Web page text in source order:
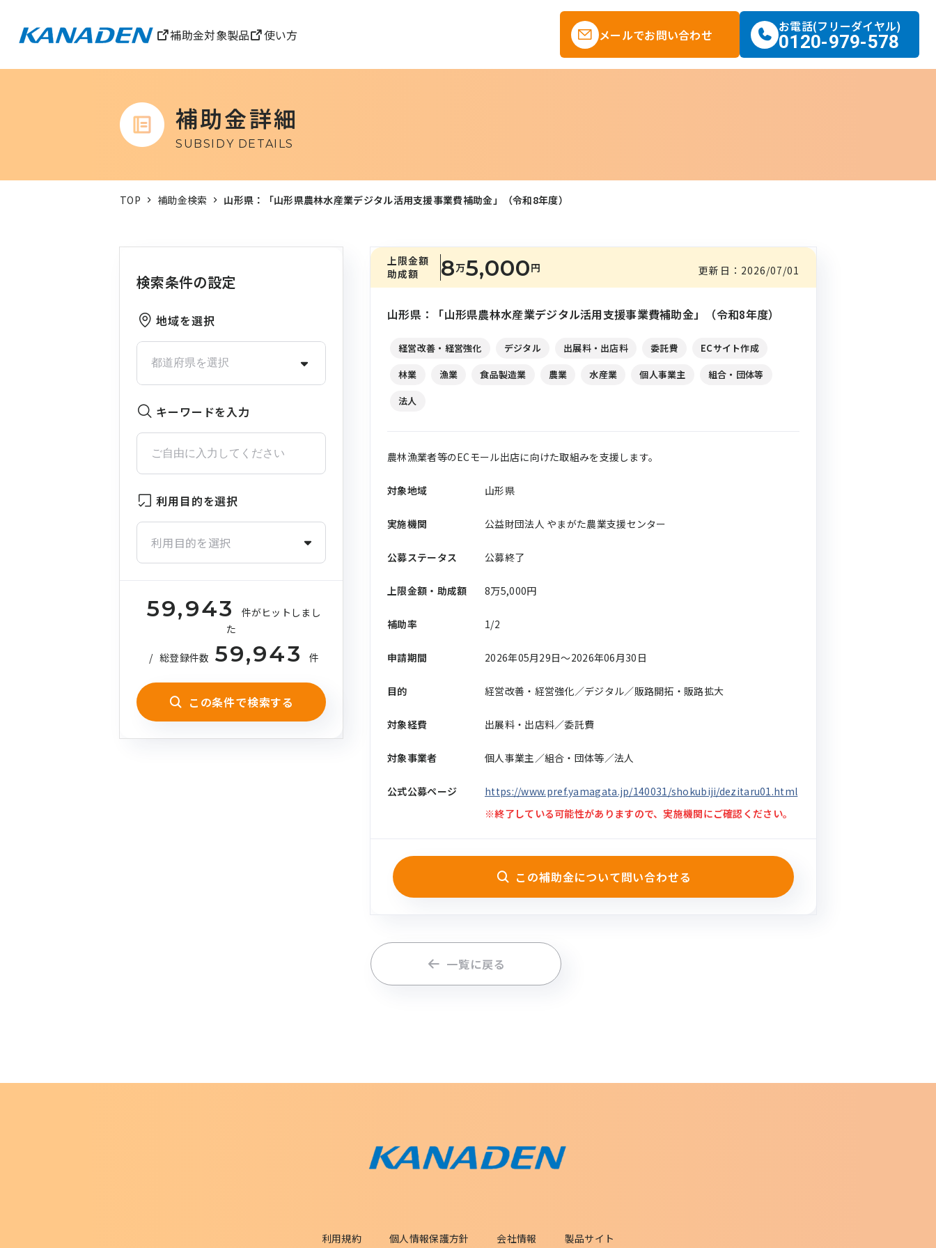
補助金対象製品 使い方 メールでお問い合わせ
お電話(フリーダイヤル)
0120-979-578
補助金詳細
SUBSIDY DETAILS
TOP 補助金検索 山形県：「山形県農林水産業デジタル活用支援事業費補助金」（令和8年度）
検索条件の設定
地域を選択
キーワードを入力
利用目的を選択
利用目的を選択
59,943
件がヒットしまし
た
/ 総登録件数 59,943 件
この条件で検索する
上限金額
助成額
8万5,000円 更新日： 2026/07/01
山形県：「山形県農林水産業デジタル活用支援事業費補助金」（令和8年度）
経営改善・経営強化 デジタル 出展料・出店料 委託費
ECサイト作成
林業
漁業 食品製造業 農業 水産業 個人事業主
組合・団体等
法人
農林漁業者等のECモール出店に向けた取組みを支援します。
対象地域 山形県
実施機関 公益財団法人 やまがた農業支援センター
公募ステータス 公募終了
上限金額・助成額 8万5,000円
補助率 1/2
申請期間 2026年05月29日〜2026年06月30日
目的 経営改善・経営強化／デジタル／販路開拓・販路拡大
対象経費 出展料・出店料／委託費
対象事業者 個人事業主／組合・団体等／法人
公式公募ページ
https://www.pref.yamagata.jp/140031/shokubiji/dezitaru01.html
※終了している可能性がありますので、実施機関にご確認ください。
この補助金について問い合わせる
一覧に戻る
利用規約 個人情報保護方針 会社情報 製品サイト